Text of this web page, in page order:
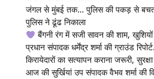
जंगल से मुंबई तक… पुलिस की पकड़ से
पुलिस ने ढूंढ निकाला
बैंगनी रंग में सजी सावन की शाम,
प्रधान संपादक धर्मेंद्र शर्मा की ग्राउंड
किरायेदारों का सत्यापन कराना जरूरी,
आज की सुर्खियां उप संपादक वैभव शर्मा